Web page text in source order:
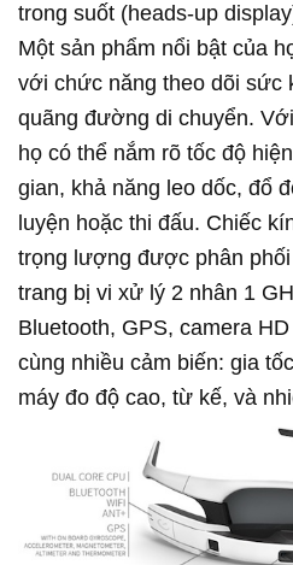
trong suốt (heads-up
Một sản phẩm nổi bật của
với chức năng theo dõi sức
quãng đường di chuyển.
họ có thể nắm rõ tốc độ
gian, khả năng leo dốc, đổ
luyện hoặc thi đấu. Chiếc
trọng lượng được phân
trang bị vi xử lý 2 nhân 1
Bluetooth, GPS, camera
cùng nhiều cảm biến: gia
máy đo độ cao, từ kế, và